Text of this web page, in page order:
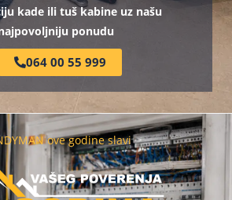
5
kade ili tuš kabine uz našu
ponudu
064 00 55 999
ove godine slavi